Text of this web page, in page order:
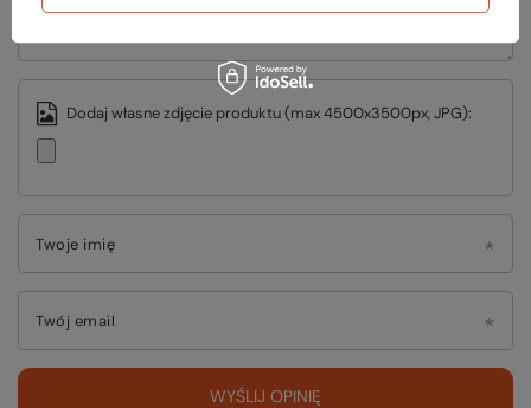
Dodaj własne zdjęcie produktu (max 4500x3500px, JPG):
Twoje imię
Twój email
WYŚLIJ OPINIĘ